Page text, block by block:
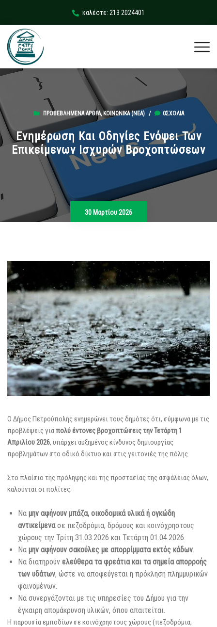
καλέστε: 213 2024401
ΠΡΟΒΕΒΛΗΜΈΝΑ ΆΡΘΡΑ, ΚΟΙΝΩΝΙΚΆ (ΝΕΑ)/ 0ΣΧΌΛΙΑ
Ενημέρωση Και Οδηγίες Ενόψει Των
Επικείμενων Ισχυρών Βροχοπτώσεων
30 Μαρτίου 2026
Ο Δήμος Πετρούπολης ενημερώνει τους δημότες ότι, σύμφωνα με τις
προβλέψεις γιαπολύ έντονες βροχοπτώσεις την Τετάρτη 1
Απριλίου 2026, υπάρχει αυξημένος κίνδυνος δημιουργίας
προβλημάτων στο οδικό δίκτυο και στις γειτονιές της πόλης.
Στο πλαίσιο της πρόληψης και της προστασίας της ασφάλειας όλων,
καλούνται οι πολίτες:
Να μην αφήνουν μπάζα, οικοδομικά υλικά ή ογκώδη
αντικείμενασε πεζοδρόμια, δρόμους και κοινόχρηστους
χώρους την Τρίτη 31.03.2026 και Τετάρτη 01.04.2026.
Να μην αφήνουν σακούλες με απορρίμματα εκτός κάδων.
Να διατηρούν ελεύθερα τα φρεάτια και τα σημεία απορροής
των υδάτων, ώστε να αποφεύγεται η πρόκληση πλημμυρικών
φαινομένων.
Να συνεργάζονται με τις υπηρεσίες του Δήμου για την
έγκαιρη απομάκρυνση υλικών, όπου απαιτείται.
Η παρουσία εμποδίων σε κοινόχρηστους χώρους (πεζοδρόμια,